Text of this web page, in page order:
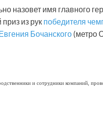
назовет имя главного
из рук победителя
Бочанского (метро
и сотрудники компаний,